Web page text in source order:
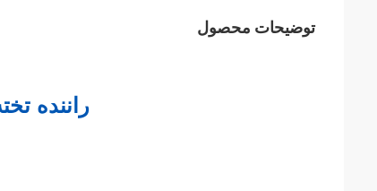
توضیحات محصول
راننده